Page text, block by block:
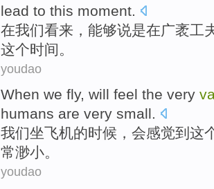
lead to this moment
在我们看来 ，能够说是在广袤工
这个时间 。
youdao
When we fly, will feel the very
humans are very small.
我们坐飞机的时候 ， 会感觉到 这
常渺小。
youdao